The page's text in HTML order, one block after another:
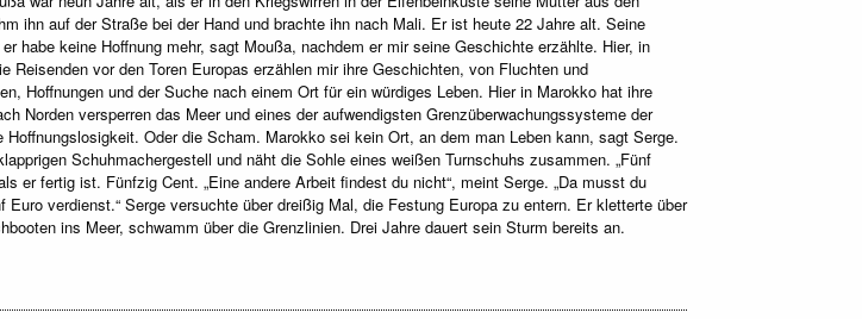
ihn auf der Straße bei der Hand und brachte ihn nach Mali. Er ist heute 22 Jahre alt. Seine
habe keine Hoffnung mehr, sagt Moußa, nachdem er mir seine Geschichte erzählte. Hier, in
Reisenden vor den Toren Europas erzählen mir ihre Geschichten, von Fluchten und
Hoffnungen und der Suche nach einem Ort für ein würdiges Leben. Hier in Marokko hat ihre
Norden versperren das Meer und eines der aufwendigsten Grenzüberwachungssysteme der
Oder die Scham. Marokko sei kein Ort, an dem man Leben kann, sagt Serge.
Schuhmachergestell und näht die Sohle eines weißen Turnschuhs zusammen. „Fünf
er fertig ist. Fünfzig Cent. „Eine andere Arbeit findest du nicht“, meint Serge. „Da musst du
verdienst.“ Serge versuchte über dreißig Mal, die Festung Europa zu entern. Er kletterte über
ins Meer, schwamm über die Grenzlinien. Drei Jahre dauert sein Sturm bereits an.